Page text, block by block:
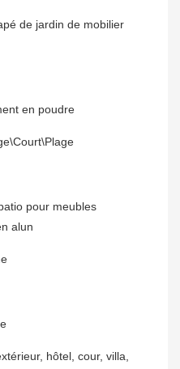
de jardin de mobilier
en poudre
pour meubles
alun
hôtel, cour, villa,